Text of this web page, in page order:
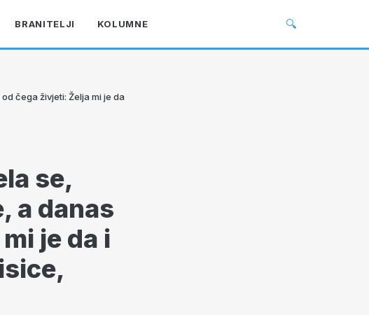
BRANITELJI KOLUMNE 🔍
čega živjeti: Želja mi je da
se,
a danas
je da i